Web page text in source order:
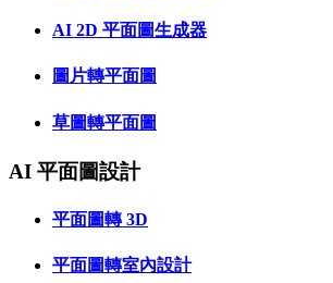
AI 2D 平面圖生成器
圖片轉平面圖
草圖轉平面圖
AI 平面圖設計
平面圖轉 3D
平面圖轉室內設計